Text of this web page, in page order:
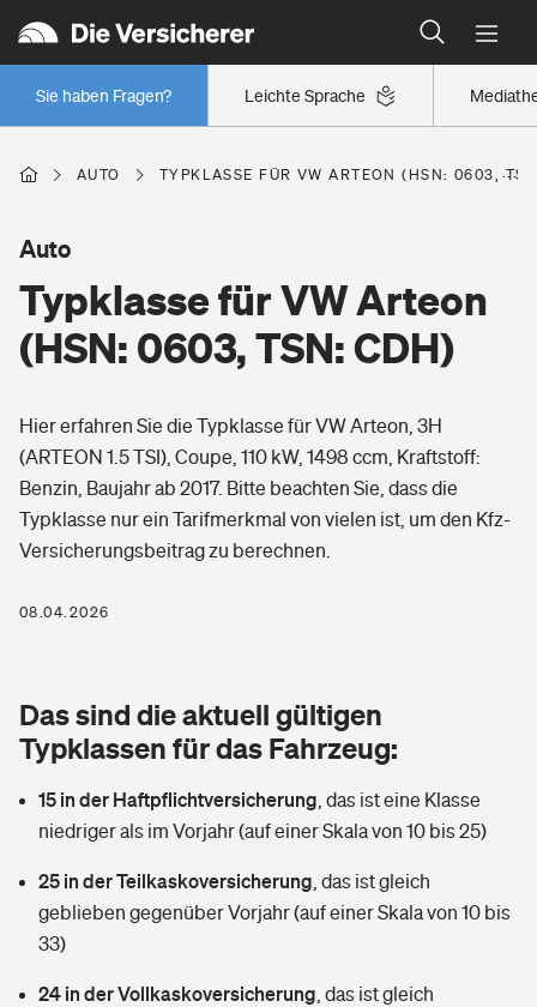
Leichte Sprache
Sie haben Fragen?
Wer versichert was: Jetzt Versicherer finden
Regionalklassen: So ist Ihre Region eingestuft
Wer versichert was: Jetzt Versicherer finden
Berufsunfähigkeitsversicherung
Erwerbsunfähigkeitsversicherung
Grundfähigkeitsversicherung
Arbeitsrechtsschutz
Berufshaftpflichtversicherung
Zur Übersicht
Tools
Wer versichert was: Jetzt Versicherer finden
Sie haben Fragen?
Wohnen
Elementarversicherung
Glasversicherung
Mietkautionsversicherung
Restkreditversicherung
Freizeit
Pri­vate Haft­pflicht­
Kinderunfall­ver­si­che­rung
Kinderinvalidität
Reiseversicherung
Hundehalter-Haftpflicht
Gesundheit
Private Krankenversicherung
Dread-Disease-Versicherung
Tierkrankenversicherung
Tools
AUTO TYPKLASSE FÜR VW ARTEON (HSN: 0603,
Typklasse für VW Arteon
(HSN: 0603, TSN: CDH)
Auto
Hier erfahren Sie die Typklasse für VW Arteon, 3H
(ARTEON 1.5 TSI), Coupe, 110 kW, 1498 ccm, Kraftstoff:
Benzin, Baujahr ab 2017. Bitte beachten Sie, dass die
Typklasse nur ein Tarifmerkmal von vielen ist, um den Kfz-
Versicherungsbeitrag zu berechnen.
08.04.2026
Das sind die aktuell gültigen
Typklassen für das Fahrzeug:
15 in der Haftpflichtversicherung das ist eine Klasse
niedriger als im Vorjahr (auf einer Skala von 10 bis 25)
25 in der Teilkaskoversicherung das ist gleich
geblieben gegenüber Vorjahr (auf einer Skala von 10 bis
33)
24 in der Vollkaskoversicherung das ist gleich